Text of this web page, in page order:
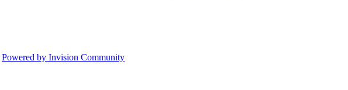
Powered by Invision Community